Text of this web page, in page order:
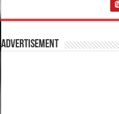
Advertisement